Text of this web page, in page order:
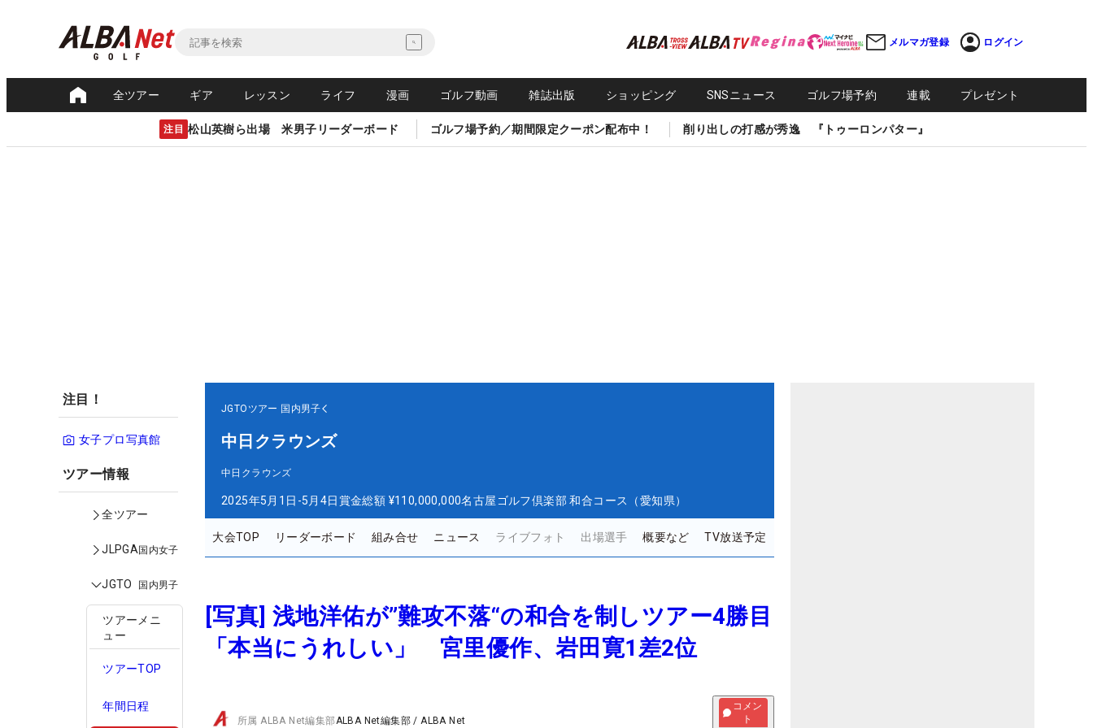
メルマガ登録 ログイン
全ツアー ギア レッスン ライフ 漫画 ゴルフ動画 雑誌出版 ショッピング SNSニュース ゴルフ場予約 連載 プレゼント
注目 松山英樹ら出場 米男子リーダーボード ゴルフ場予約／期間限定クーポン配布中！ 削り出しの打感が秀逸 『トゥーロンパター』
注目！
女子プロ写真館
ツアー情報
全ツアー
JLPGA国内女子
JGTO 国内男子
ツアーメニ
ュー
ツアーTOP
年間日程
JGTOツアー 国内男子
中日クラウンズ
中日クラウンズ
2025年5月1日-5月4日賞金総額 ¥110,000,000名古屋ゴルフ倶楽部 和合コース（愛知県）
大会TOP リーダーボード 組み合せ ニュース ライブフォト 出場選手 概要など TV放送予定
[写真] 浅地洋佑が”難攻不落“の和合を制しツアー4勝目
「本当にうれしい」 宮里優作、岩田寛1差2位
所属ALBA Net編集部ALBA Net編集部 /ALBA Net
コメン
ト